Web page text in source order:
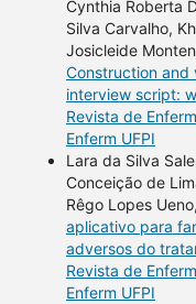
Cynthia Roberta
Silva Carvalho,
Josicleide
Construction and
interview script:
Revista de
Enferm UFPI
Lara da Silva
Conceição de
Rêgo Lopes
aplicativo para
adversos do
Revista de
Enferm UFPI